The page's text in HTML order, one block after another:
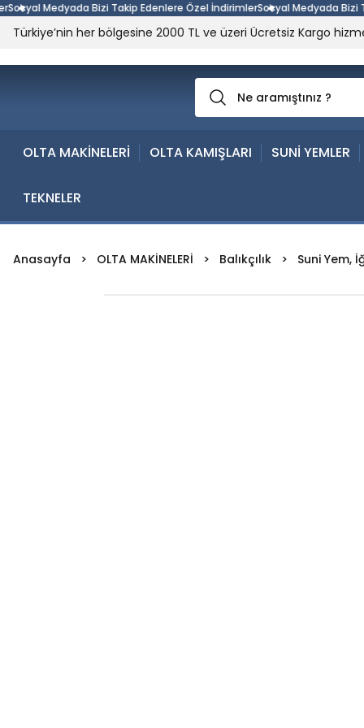
Medyada Bizi Takip Edenlere Özel İndirimlerSosyal Medyada Bizi
Türkiye’nin her bölgesine 2000 TL ve üzeri Ücretsiz Kargo
OLTA MAKİNELERİ OLTA KAMIŞLARI SUNİ YEMLER
TEKNELER
Anasayfa OLTA MAKİNELERİ Balıkçılık Suni Yem,